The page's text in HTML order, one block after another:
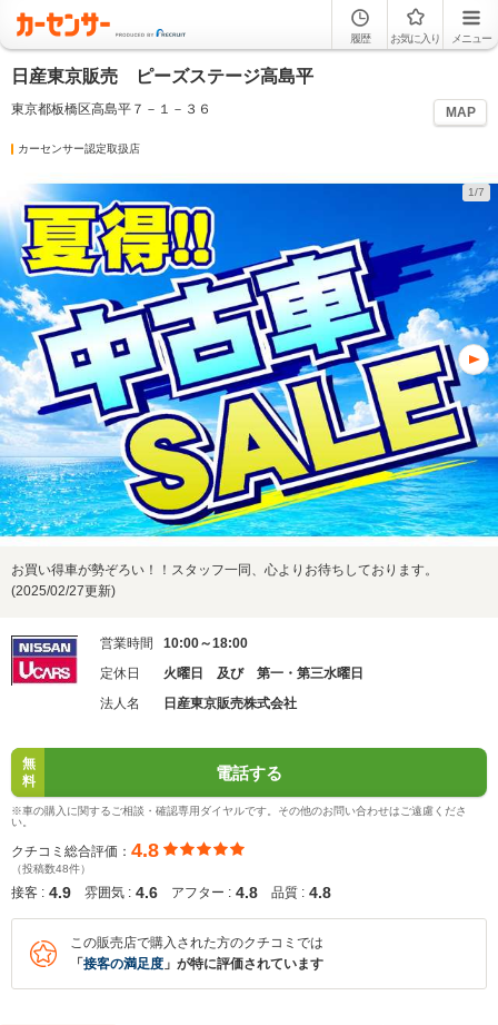
履歴 お気に入り メニュー
日産東京販売 ピーズステージ高島平
東京都板橋区高島平７－１－３６ MAP
カーセンサー認定取扱店
1/7
お買い得車が勢ぞろい！！スタッフ一同、心よりお待ちしております。
(2025/02/27更新)
営業時間
10:00～18:00
定休日
火曜日 及び 第一・第三水曜日
法人名
日産東京販売株式会社
無
料
電話する
※車の購入に関するご相談・確認専用ダイヤルです。その他のお問い合わせはご遠慮くださ
い。
クチコミ総合評価： 4.8
（投稿数48件）
接客 : 4.9 雰囲気 : 4.6 アフター : 4.8 品質 : 4.8
この販売店で購入された方のクチコミでは
「 接客の満足度 」が特に評価されています